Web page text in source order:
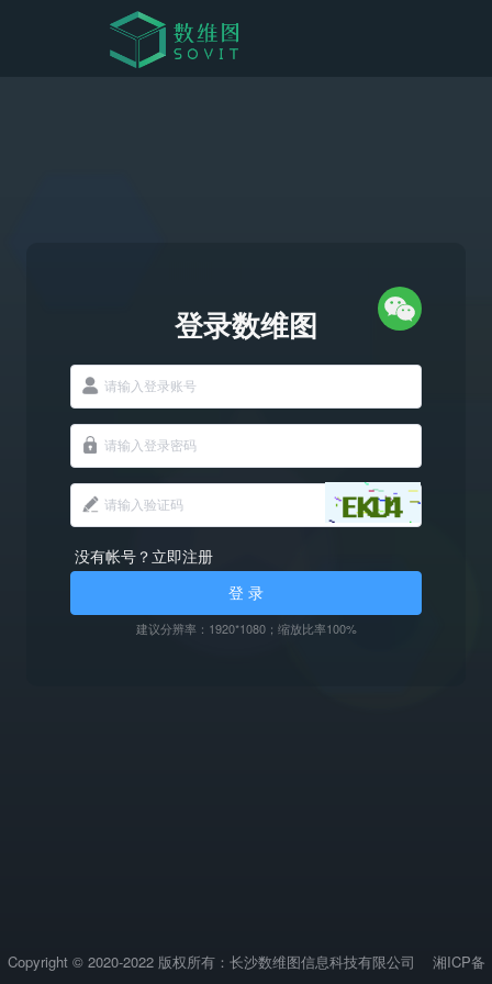
登录数维图
没有帐号？立即注册
登 录
建议分辨率：1920*1080；缩放比率100%
Copyright © 2020-2022 版权所有：长沙数维图信息科技有限公司 湘ICP备